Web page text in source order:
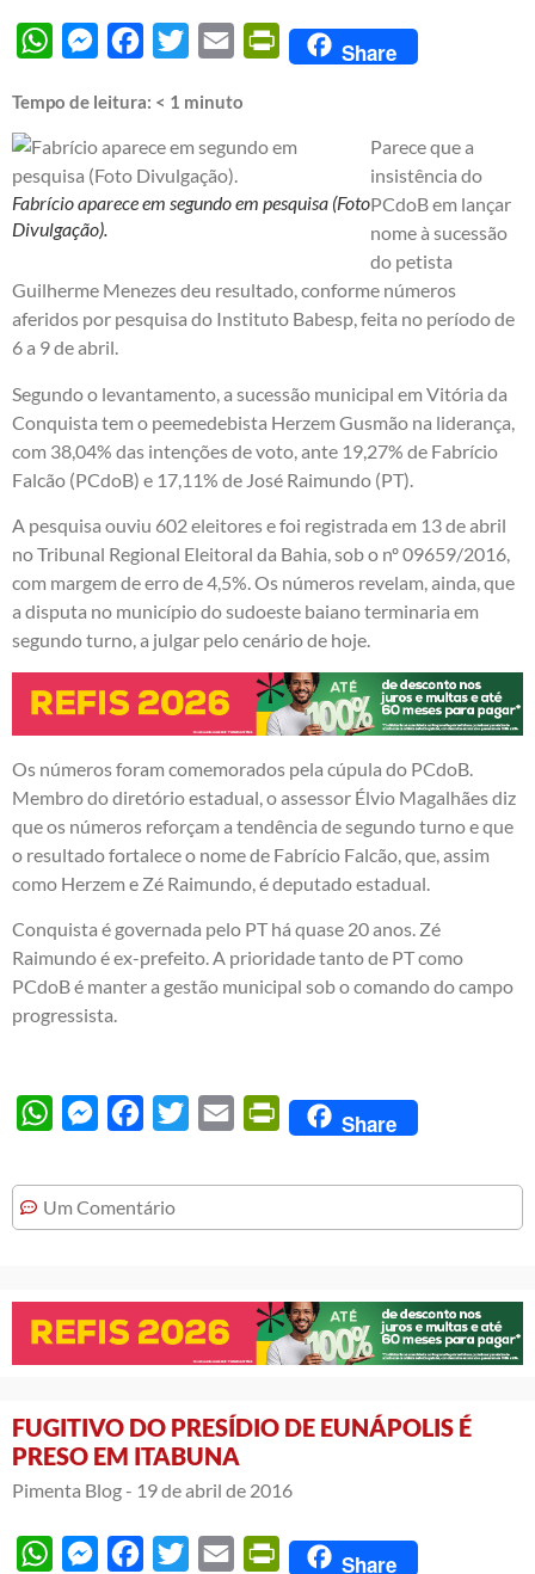
WhatsAppMessengerFacebook
Twitter Email PrintFriendly
Share
Tempo de leitura: < 1 minuto
Fabrício aparece em segundo em pesquisa (Foto
Divulgação).
Parece que a
insistência do
PCdoB em lançar
nome à sucessão
do petista
Guilherme Menezes deu resultado, conforme números
aferidos por pesquisa do Instituto Babesp, feita no período de
6 a 9 de abril.
Segundo o levantamento, a sucessão municipal em Vitória da
Conquista tem o peemedebista Herzem Gusmão na liderança,
com 38,04% das intenções de voto, ante 19,27% de Fabrício
Falcão (PCdoB) e 17,11% de José Raimundo (PT).
A pesquisa ouviu 602 eleitores e foi registrada em 13 de abril
no Tribunal Regional Eleitoral da Bahia, sob o nº 09659/2016,
com margem de erro de 4,5%. Os números revelam, ainda, que
a disputa no município do sudoeste baiano terminaria em
segundo turno, a julgar pelo cenário de hoje.
Os números foram comemorados pela cúpula do PCdoB.
Membro do diretório estadual, o assessor Élvio Magalhães diz
que os números reforçam a tendência de segundo turno e que
o resultado fortalece o nome de Fabrício Falcão, que, assim
como Herzem e Zé Raimundo, é deputado estadual.
Conquista é governada pelo PT há quase 20 anos. Zé
Raimundo é ex-prefeito. A prioridade tanto de PT como
PCdoB é manter a gestão municipal sob o comando do campo
progressista.
WhatsAppMessengerFacebook
Twitter Email PrintFriendly
Share
Um Comentário
FUGITIVO DO PRESÍDIO DE EUNÁPOLIS É
PRESO EM ITABUNA
Pimenta Blog - 19 de abril de 2016
WhatsAppMessengerFacebook
Twitter Email PrintFriendly
Share